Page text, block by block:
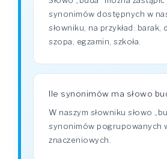
synonimów dostępnych w
słowniku, na przykład: barak,
szopa, egzamin, szkoła.
Ile synonimów ma słowo
W naszym słowniku słowo
synonimów pogrupowanych
znaczeniowych.